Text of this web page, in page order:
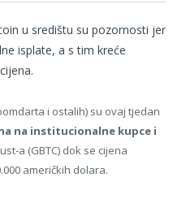
u središtu su pozornosti jer
isplate, a s tim kreće
i ostalih) su ovaj tjedan
na institucionalne kupce i
a (GBTC) dok se cijena
američkih dolara.